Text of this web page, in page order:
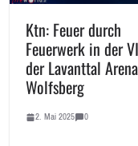
Ktn: Feuer durch
Feuerwerk in der
der Lavanttal
Wolfsberg
2. Mai 2025 0